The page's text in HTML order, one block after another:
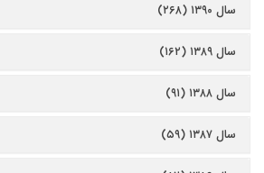
سال ۱۳۹۰ (۲۶۸)
سال ۱۳۸۹ (۱۶۲)
سال ۱۳۸۸ (۹۱)
سال ۱۳۸۷ (۵۹)